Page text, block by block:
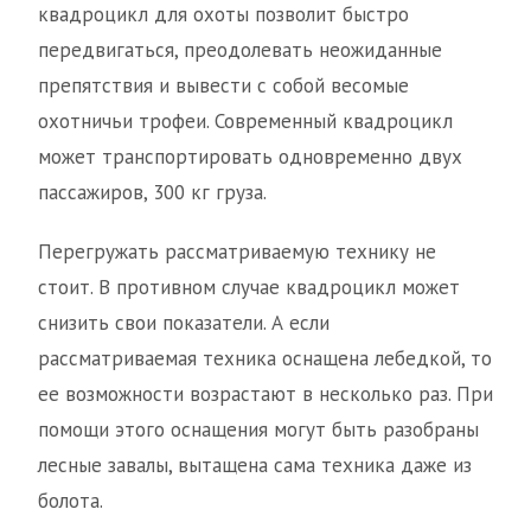
квадроцикл для охоты позволит быстро
передвигаться, преодолевать неожиданные
препятствия и вывести с собой весомые
охотничьи трофеи. Современный квадроцикл
может транспортировать одновременно двух
пассажиров, 300 кг груза.
Перегружать рассматриваемую технику не
стоит. В противном случае квадроцикл может
снизить свои показатели. А если
рассматриваемая техника оснащена лебедкой, то
ее возможности возрастают в несколько раз. При
помощи этого оснащения могут быть разобраны
лесные завалы, вытащена сама техника даже из
болота.